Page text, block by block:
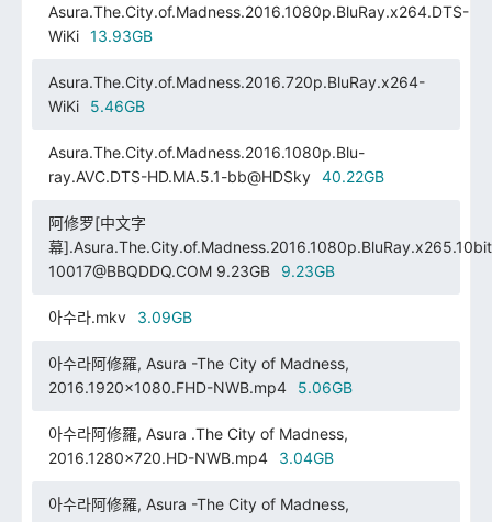
Asura.The.City.of.Madness.2016.1080p.BluRay.x264.DTS-
WiKi
13.93GB
Asura.The.City.of.Madness.2016.720p.BluRay.x264-
WiKi
5.46GB
Asura.The.City.of.Madness.2016.1080p.Blu-
ray.AVC.DTS-HD.MA.5.1-bb@HDSky
40.22GB
阿修罗[中文字
幕
10017@BBQDDQ.COM 9.23GB
9.23GB
아수라.mkv 3.09GB
아수라阿修羅, Asura -The City of Madness,
2016.1920x1080.FHD-NWB.mp4
5.06GB
아수라阿修羅, Asura .The City of Madness,
2016.1280x720.HD-NWB.mp4
3.04GB
아수라阿修羅, Asura -The City of Madness,